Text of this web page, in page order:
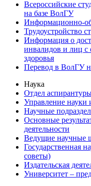
Всероссийские
на базе ВолГУ
Информационно-
Трудоустройство
Информация о
инвалидов и лиц
здоровья
Перевод в ВолГУ
Наука
Отдел
Управление науки
Научные
Основные
деятельности
Ведущие научные
Государственная
советы)
Издательская
Университет –